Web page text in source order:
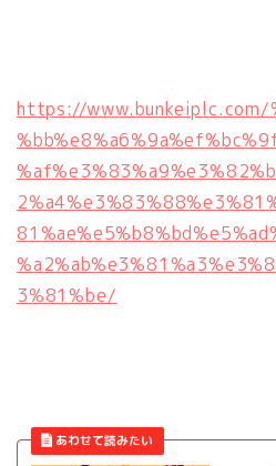
https://www.bunkeiplc.com/
3%81%be/